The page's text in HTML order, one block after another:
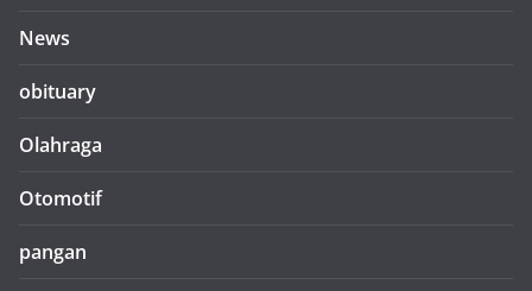
News
obituary
Olahraga
Otomotif
pangan